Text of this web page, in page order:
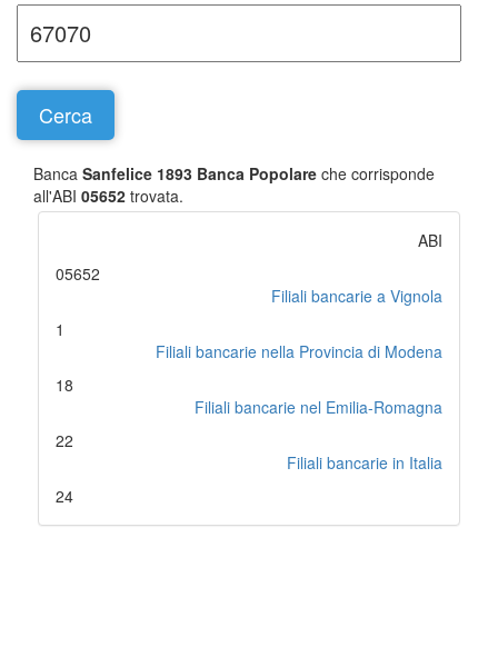
Banca Sanfelice 1893 Banca Popolare che corrisponde
all'ABI 05652 trovata.
ABI
05652
Filiali bancarie a Vignola
1
Filiali bancarie nella Provincia di Modena
18
Filiali bancarie nel Emilia-Romagna
22
Filiali bancarie in Italia
24